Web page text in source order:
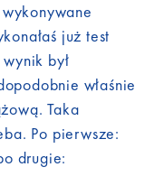
już test
był
właśnie
Taka
Po pierwsze:
drugie: